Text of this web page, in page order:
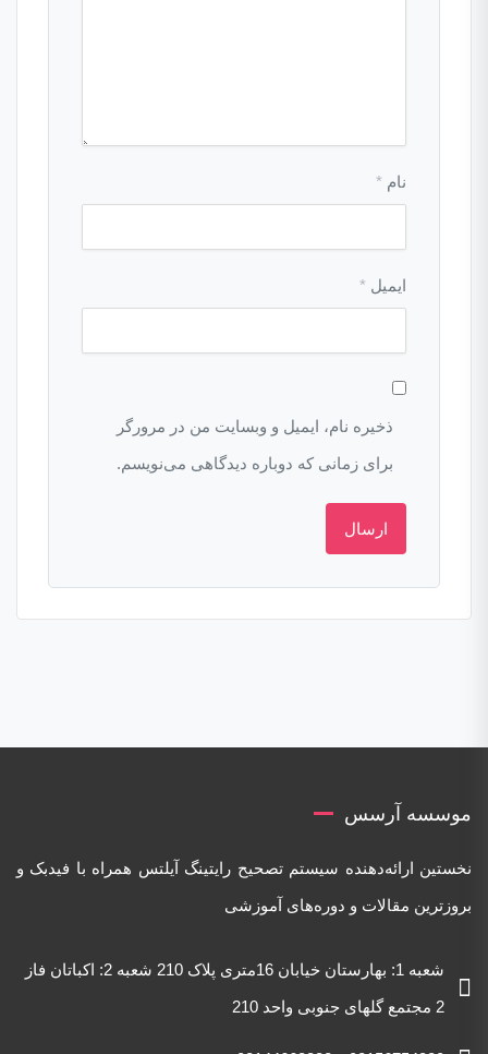
نام *
ایمیل *
ذخیره نام، ایمیل و وبسایت من در مرورگر
برای زمانی که دوباره دیدگاهی می‌نویسم.
موسسه آرسس
نخستین ارائه‌دهنده‌ سیستم تصحیح رایتینگ آیلتس همراه با فیدبک و
بروزترین مقالات و دوره‌های آموزشی
شعبه 1: بهارستان خیابان 16متری پلاک 210 شعبه 2: اکباتان فاز
2 مجتمع گلهای جنوبی واحد 210